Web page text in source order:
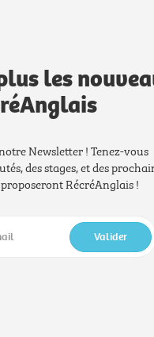
les
Newsletter ! Tenez-vous
des stages, et des
RécréAnglais !
Valider